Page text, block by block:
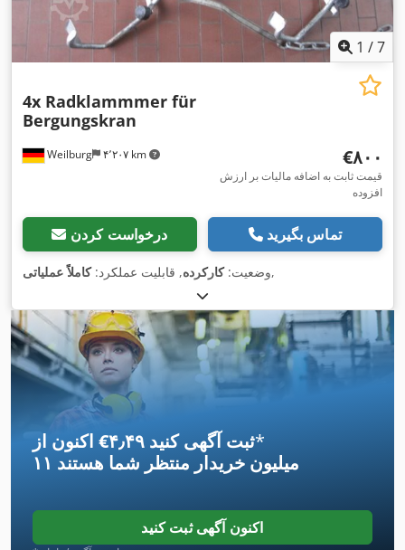
1 /7
Weilburg ۴٬۲۰۷ km
4x Radklammmer für
Bergungskran
‎€۸۰۰
قیمت ثابت به اضافه مالیات بر ارزش
افزوده
درخواست کردن تماس بگیرید
وضعیت:کارکرده, قابلیت عملکرد:کاملاً عملیاتی ,
اکنون از ‎€۴٫۴۹ ثبت آگهی کنید*
۱۱ میلیون خریدار منتظر شما هستند
اکنون آگهی ثبت کنید